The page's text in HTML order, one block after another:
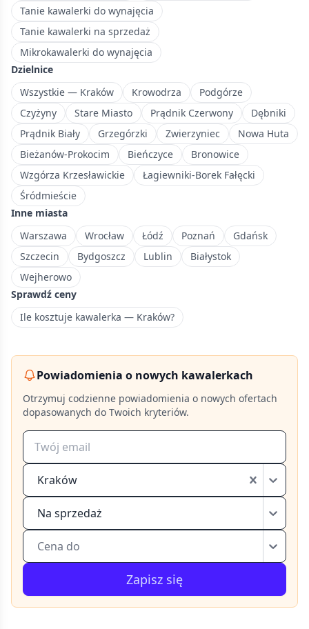
inwestycja
pod
wynajem.
Dzielnica
mieszkaniowa
na
północnym
wschodzie
Krakowa
z
nowoczesnymi
osiedlami.
Tanie kawalerki do wynajęcia
Tanie kawalerki na sprzedaż
Mikrokawalerki do wynajęcia
Dzielnice
Wszystkie — Kraków
Krowodrza
Podgórze
Czyżyny
Stare Miasto Prądnik Czerwony
Dębniki
Prądnik Biały
Grzegórzki Zwierzyniec
Nowa Huta
Bieżanów-Prokocim
Bieńczyce
Bronowice
Wzgórza Krzesławickie
Łagiewniki-Borek Fałęcki
Śródmieście
Inne miasta
Warszawa
Wrocław Łódź Poznań
Gdańsk
Szczecin
Bydgoszcz Lublin
Białystok
Wejherowo
Sprawdź ceny
Ile kosztuje kawalerka — Kraków?
Powiadomienia o nowych kawalerkach
Otrzymuj codzienne powiadomienia o nowych ofertach
dopasowanych do Twoich kryteriów.
Kraków
Na sprzedaż
Cena do
Zapisz się